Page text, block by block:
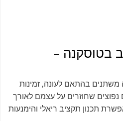
בטוסקנה –
בהתאם לעונה, זמינות
נפוצים שחוזרים על עצמם לאורך
תכנון תקציב ריאלי והימנעות